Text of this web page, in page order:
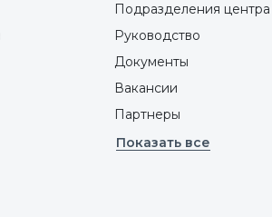
Подразделения центра
Руководство
Документы
Вакансии
Партнеры
Показать все